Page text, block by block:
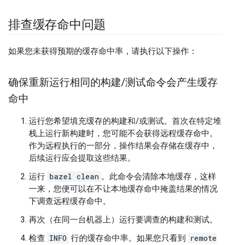
排查缓存命中问题
如果您未获得预期的缓存命中率，请执行以下操作：
确保重新运行相同的构建/测试命令会产生缓存
命中
运行您希望填充缓存的构建和/或测试。首次在特定堆
栈上运行新构建时，您可能不会获得远程缓存命中。
作为远程执行的一部分，操作结果会存储在缓存中，
后续运行应会提取这些结果。
运行 bazel clean 。此命令会清除本地缓存，这样
一来，您便可以在不让本地缓存命中掩盖结果的情况
下调查远程缓存命中。
再次（在同一台机器上）运行要调查的构建和测试。
检查 INFO 行的缓存命中率。如果您只看到 remote